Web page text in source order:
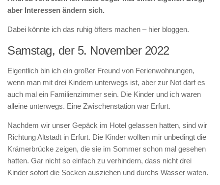
aber Interessen ändern sich.
Dabei könnte ich das ruhig öfters machen – hier bloggen.
Samstag, der 5. November 2022
Eigentlich bin ich ein großer Freund von Ferienwohnungen,
wenn man mit drei Kindern unterwegs ist, aber zur Not darf es
auch mal ein Familienzimmer sein. Die Kinder und ich waren
alleine unterwegs. Eine Zwischenstation war Erfurt.
Nachdem wir unser Gepäck im Hotel gelassen hatten, sind wir
Richtung Altstadt in Erfurt. Die Kinder wollten mir unbedingt die
Krämerbrücke zeigen, die sie im Sommer schon mal gesehen
hatten. Gar nicht so einfach zu verhindern, dass nicht drei
Kinder sofort die Socken ausziehen und durchs Wasser waten.